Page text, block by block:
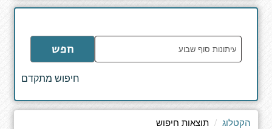
הקלד
מילים
לחיפוש
חפש
חיפוש מתקדם
הקטלוג תוצאות חיפוש